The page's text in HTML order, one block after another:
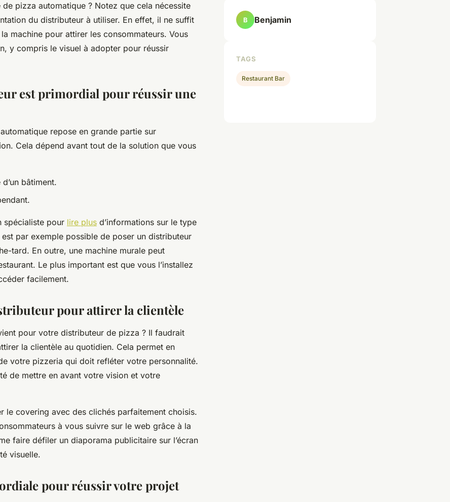
pizza automatique ? Notez que cela nécessite
du distributeur à utiliser. En effet, il ne suffit
machine pour attirer les consommateurs. Vous
y compris le visuel à adopter pour réussir
est primordial pour réussir une
repose en grande partie sur
Cela dépend avant tout de la solution que vous
bâtiment.
spécialiste pour lire plus d’informations sur le type
par exemple possible de poser un distributeur
tard. En outre, une machine murale peut
Le plus important est que vous l’installez
facilement.
pour attirer la clientèle
pour votre distributeur de pizza ? Il faudrait
la clientèle au quotidien. Cela permet en
votre pizzeria qui doit refléter votre personnalité.
de mettre en avant votre vision et votre
le covering avec des clichés parfaitement choisis.
à vous suivre sur le web grâce à la
faire défiler un diaporama publicitaire sur l’écran
visuelle.
pour réussir votre projet
B Benjamin
TAGS
Restaurant Bar